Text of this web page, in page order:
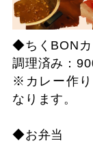
◆ちくBONカ
調理済み：
※カレー作り
なります。
◆お弁当